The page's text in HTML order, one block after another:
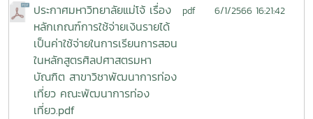
ประกาศมหาวิทยาลัยแม่โจ้ เรื่อง
หลักเกณฑ์การใช้จ่ายเงินรายได้
เป็นค่าใช้จ่ายในการเรียนการสอน
ในหลักสูตรศิลปศาสตรมหา
บัณฑิต สาขาวิชาพัฒนาการท่อง
เที่ยว คณะพัฒนาการท่อง
เที่ยว.pdf
pdf 6/1/2566 16:21:42